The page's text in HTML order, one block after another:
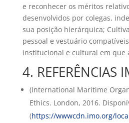
e reconhecer os méritos
desenvolvidos por colegas,
sua posição hierárquica;
pessoal e vestuário
institucional e cultural em que
4. REFERÊNCIAS
(International Maritime
Ethics. London, 2016.
(https://wwwcdn.imo.org/